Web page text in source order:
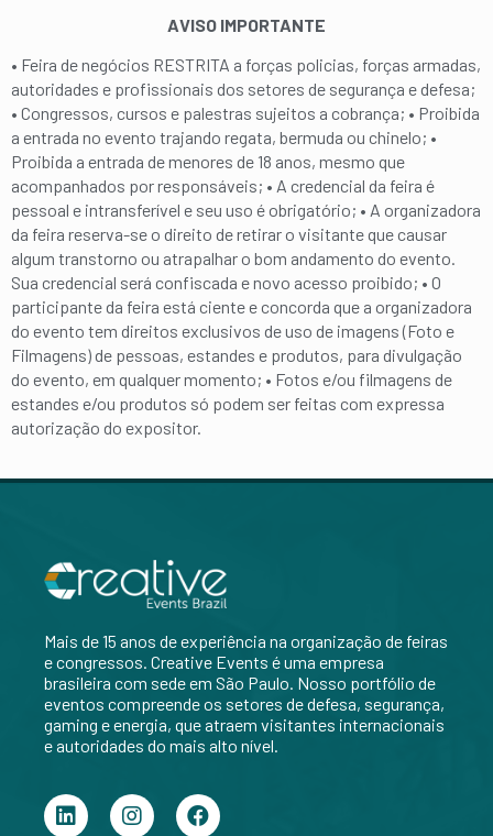
AVISO IMPORTANTE
• Feira de negócios RESTRITA a forças policias, forças armadas,
autoridades e profissionais dos setores de segurança e defesa;
• Congressos, cursos e palestras sujeitos a cobrança; • Proibida
a entrada no evento trajando regata, bermuda ou chinelo; •
Proibida a entrada de menores de 18 anos, mesmo que
acompanhados por responsáveis; • A credencial da feira é
pessoal e intransferível e seu uso é obrigatório; • A organizadora
da feira reserva-se o direito de retirar o visitante que causar
algum transtorno ou atrapalhar o bom andamento do evento.
Sua credencial será confiscada e novo acesso proibido; • O
participante da feira está ciente e concorda que a organizadora
do evento tem direitos exclusivos de uso de imagens (Foto e
Filmagens) de pessoas, estandes e produtos, para divulgação
do evento, em qualquer momento; • Fotos e/ou filmagens de
estandes e/ou produtos só podem ser feitas com expressa
autorização do expositor.
Mais de 15 anos de experiência na organização de feiras
e congressos. Creative Events é uma empresa
brasileira com sede em São Paulo. Nosso portfólio de
eventos compreende os setores de defesa, segurança,
gaming e energia, que atraem visitantes internacionais
e autoridades do mais alto nível.